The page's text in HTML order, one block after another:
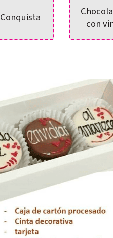
Conquista
con